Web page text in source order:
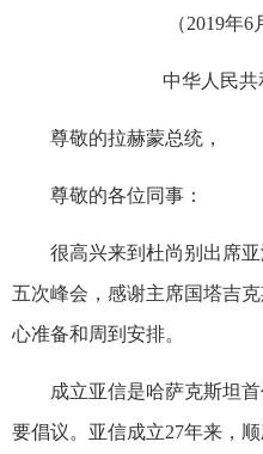
（2019年
中华人民
尊敬的拉赫蒙总统，
尊敬的各位同事：
很高兴来到杜尚别出席
五次峰会，感谢主席国塔吉
心准备和周到安排。
成立亚信是哈萨克斯坦
要倡议。亚信成立27年来，